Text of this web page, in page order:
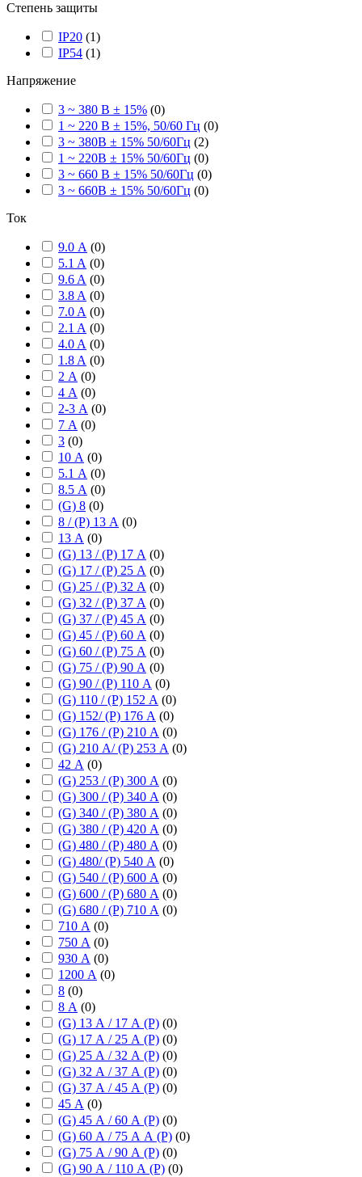
Степень защиты
IP20 (1)
IP54 (1)
Напряжение
3 ~ 380 В ± 15% (0)
1 ~ 220 В ± 15%, 50/60 Гц (0)
3 ~ 380В ± 15% 50/60Гц (2)
1 ~ 220В ± 15% 50/60Гц (0)
3 ~ 660 В ± 15% 50/60Гц (0)
3 ~ 660В ± 15% 50/60Гц (0)
Ток
9.0 А (0)
5.1 A (0)
9.6 A (0)
3.8 A (0)
7.0 A (0)
2.1 A (0)
4.0 A (0)
1.8 A (0)
2 А (0)
4 А (0)
2-3 А (0)
7 А (0)
3 (0)
10 А (0)
5.1 А (0)
8.5 А (0)
(G) 8 (0)
8 / (P) 13 А (0)
13 А (0)
(G) 13 / (P) 17 А (0)
(G) 17 / (P) 25 А (0)
(G) 25 / (P) 32 А (0)
(G) 32 / (P) 37 А (0)
(G) 37 / (P) 45 А (0)
(G) 45 / (P) 60 А (0)
(G) 60 / (P) 75 А (0)
(G) 75 / (P) 90 А (0)
(G) 90 / (P) 110 А (0)
(G) 110 / (P) 152 А (0)
(G) 152/ (P) 176 А (0)
(G) 176 / (P) 210 А (0)
(G) 210 А/ (P) 253 А (0)
42 А (0)
(G) 253 / (P) 300 А (0)
(G) 300 / (P) 340 А (0)
(G) 340 / (P) 380 А (0)
(G) 380 / (P) 420 А (0)
(G) 480 / (P) 480 А (0)
(G) 480/ (P) 540 А (0)
(G) 540 / (P) 600 А (0)
(G) 600 / (P) 680 А (0)
(G) 680 / (P) 710 А (0)
710 А (0)
750 А (0)
930 А (0)
1200 А (0)
8 (0)
8 А (0)
(G) 13 А / 17 А (P) (0)
(G) 17 А / 25 А (P) (0)
(G) 25 А / 32 А (P) (0)
(G) 32 А / 37 А (P) (0)
(G) 37 А / 45 А (P) (0)
45 А (0)
(G) 45 А / 60 А (P) (0)
(G) 60 А / 75 А А (P) (0)
(G) 75 А / 90 А (P) (0)
(G) 90 А / 110 А (P) (0)